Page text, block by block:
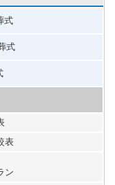
式
式
表
ン